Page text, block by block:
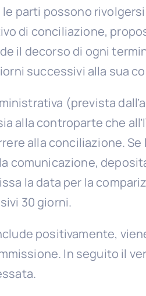
parti possono
di conciliazione,
il decorso di ogni
successivi alla sua
(prevista
alla controparte che
alla conciliazione.
comunicazione,
la data per la
30 giorni.
positivamente,
In seguito il